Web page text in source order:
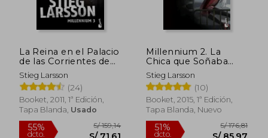
La Reina en el Palacio
de las Corrientes de
Aire
Stieg Larsson
(24)
Booket, 2011, 1ª Edición,
Tapa Blanda, Usado
Millennium 2. La
Chica que Soñaba
con una Cerilla y un
Bidón de Gasolina
Stieg Larsson
(10)
Booket, 2015, 1ª Edición,
Tapa Blanda, Nuevo